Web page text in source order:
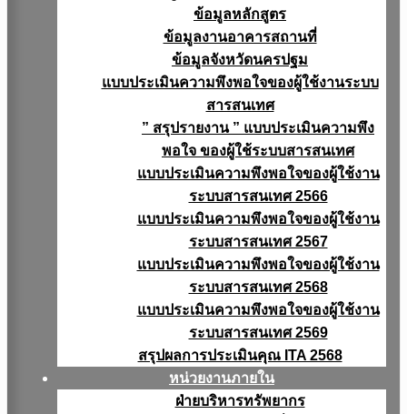
ข้อมูลหลักสูตร
ข้อมูลงานอาคารสถานที่
ข้อมูลจังหวัดนครปฐม
แบบประเมินความพึงพอใจของผู้ใช้งานระบบ
สารสนเทศ
” สรุปรายงาน ” แบบประเมินความพึง
พอใจ ของผู้ใช้ระบบสารสนเทศ
แบบประเมินความพึงพอใจของผู้ใช้งาน
ระบบสารสนเทศ 2566
แบบประเมินความพึงพอใจของผู้ใช้งาน
ระบบสารสนเทศ 2567
แบบประเมินความพึงพอใจของผู้ใช้งาน
ระบบสารสนเทศ 2568
แบบประเมินความพึงพอใจของผู้ใช้งาน
ระบบสารสนเทศ 2569
สรุปผลการประเมินคุณ ITA 2568
หน่วยงานภายใน
ฝ่ายบริหารทรัพยากร